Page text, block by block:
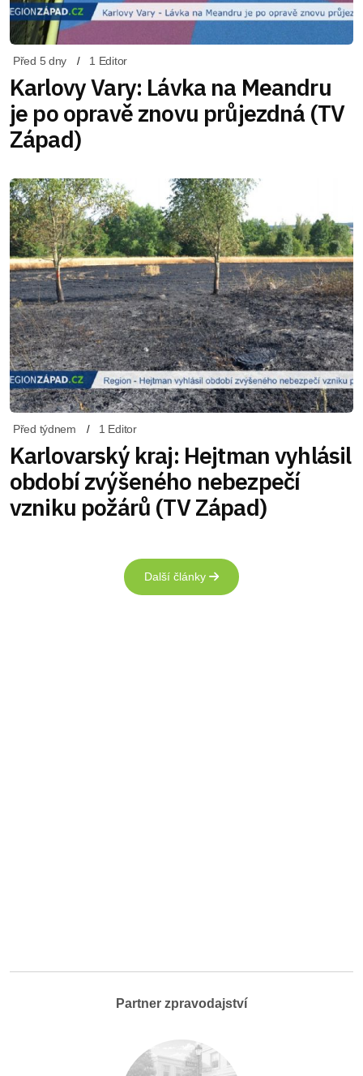
Před 5 dny 1 Editor
Karlovy Vary: Lávka na Meandru
je po opravě znovu průjezdná (TV
Západ)
Před týdnem 1 Editor
Karlovarský kraj: Hejtman vyhlásil
období zvýšeného nebezpečí
vzniku požárů (TV Západ)
Další články
Partner zpravodajství